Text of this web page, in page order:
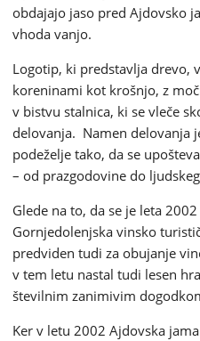
obdajajo jaso pred Ajdovsko
vhoda vanjo.
Logotip, ki predstavlja drevo,
koreninami kot krošnjo, z
v bistvu stalnica, ki se vleče
delovanja. Namen delovanja
podeželje tako, da se
– od prazgodovine do
Glede na to, da se je leta
Gornjedolenjska vinsko
predviden tudi za obujanje
v tem letu nastal tudi lesen
številnim zanimivim
Ker v letu 2002 Ajdovska